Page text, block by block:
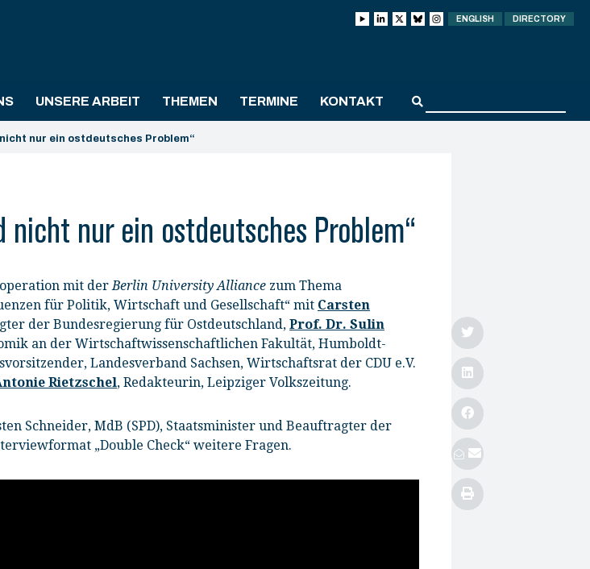
ENGLISH DIRECTORY
UNSERE ARBEIT THEMEN TERMINE KONTAKT
nur ein ostdeutsches Problem“
nur ein ostdeutsches Problem“
mit derBerlin University Alliance zum Thema
für Politik, Wirtschaft und Gesellschaft“ mit Carsten
der Bundesregierung für Ostdeutschland, Prof. Dr. Sulin
an der Wirtschaftwissenschaftlichen Fakultät, Humboldt-
Landesverband Sachsen, Wirtschaftsrat der CDU e.V.
Rietzschel, Redakteurin, Leipziger Volkszeitung.
Schneider, MdB (SPD), Staatsminister und Beauftragter der
„Double Check“ weitere Fragen.